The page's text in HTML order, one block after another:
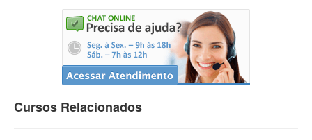
Cursos Relacionados